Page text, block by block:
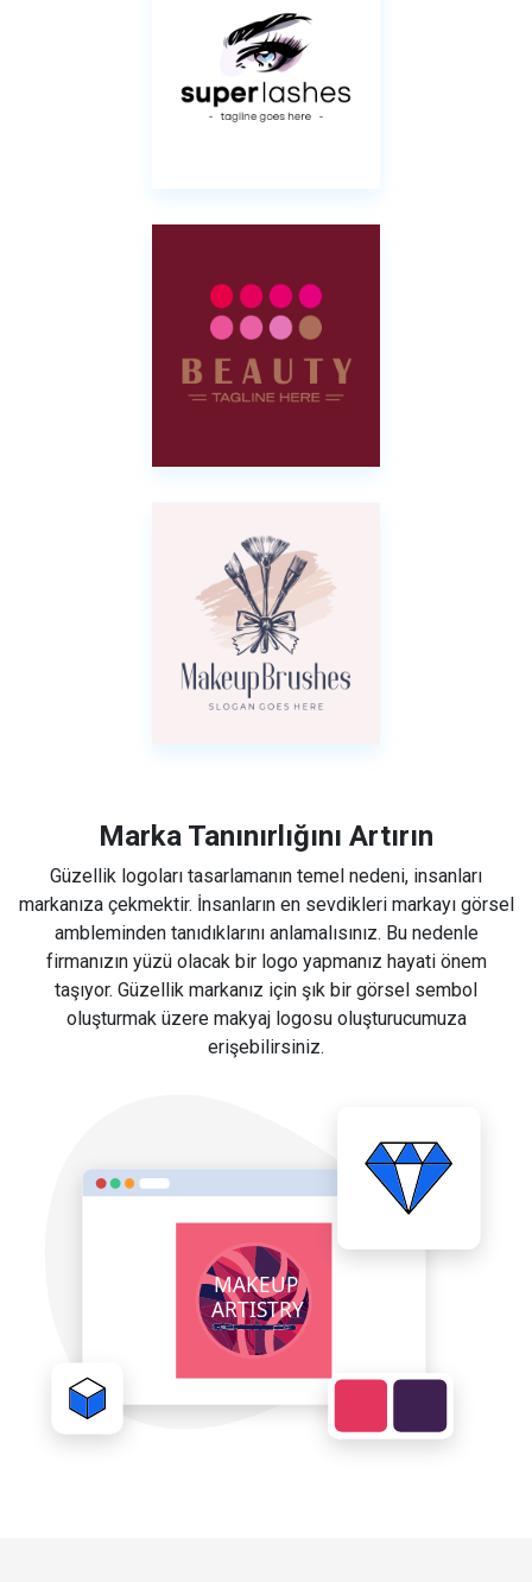
Marka Tanınırlığını Artırın
Güzellik logoları tasarlamanın temel nedeni, insanları
markanıza çekmektir. İnsanların en sevdikleri markayı görsel
ambleminden tanıdıklarını anlamalısınız. Bu nedenle
firmanızın yüzü olacak bir logo yapmanız hayati önem
taşıyor. Güzellik markanız için şık bir görsel sembol
oluşturmak üzere makyaj logosu oluşturucumuza
erişebilirsiniz.